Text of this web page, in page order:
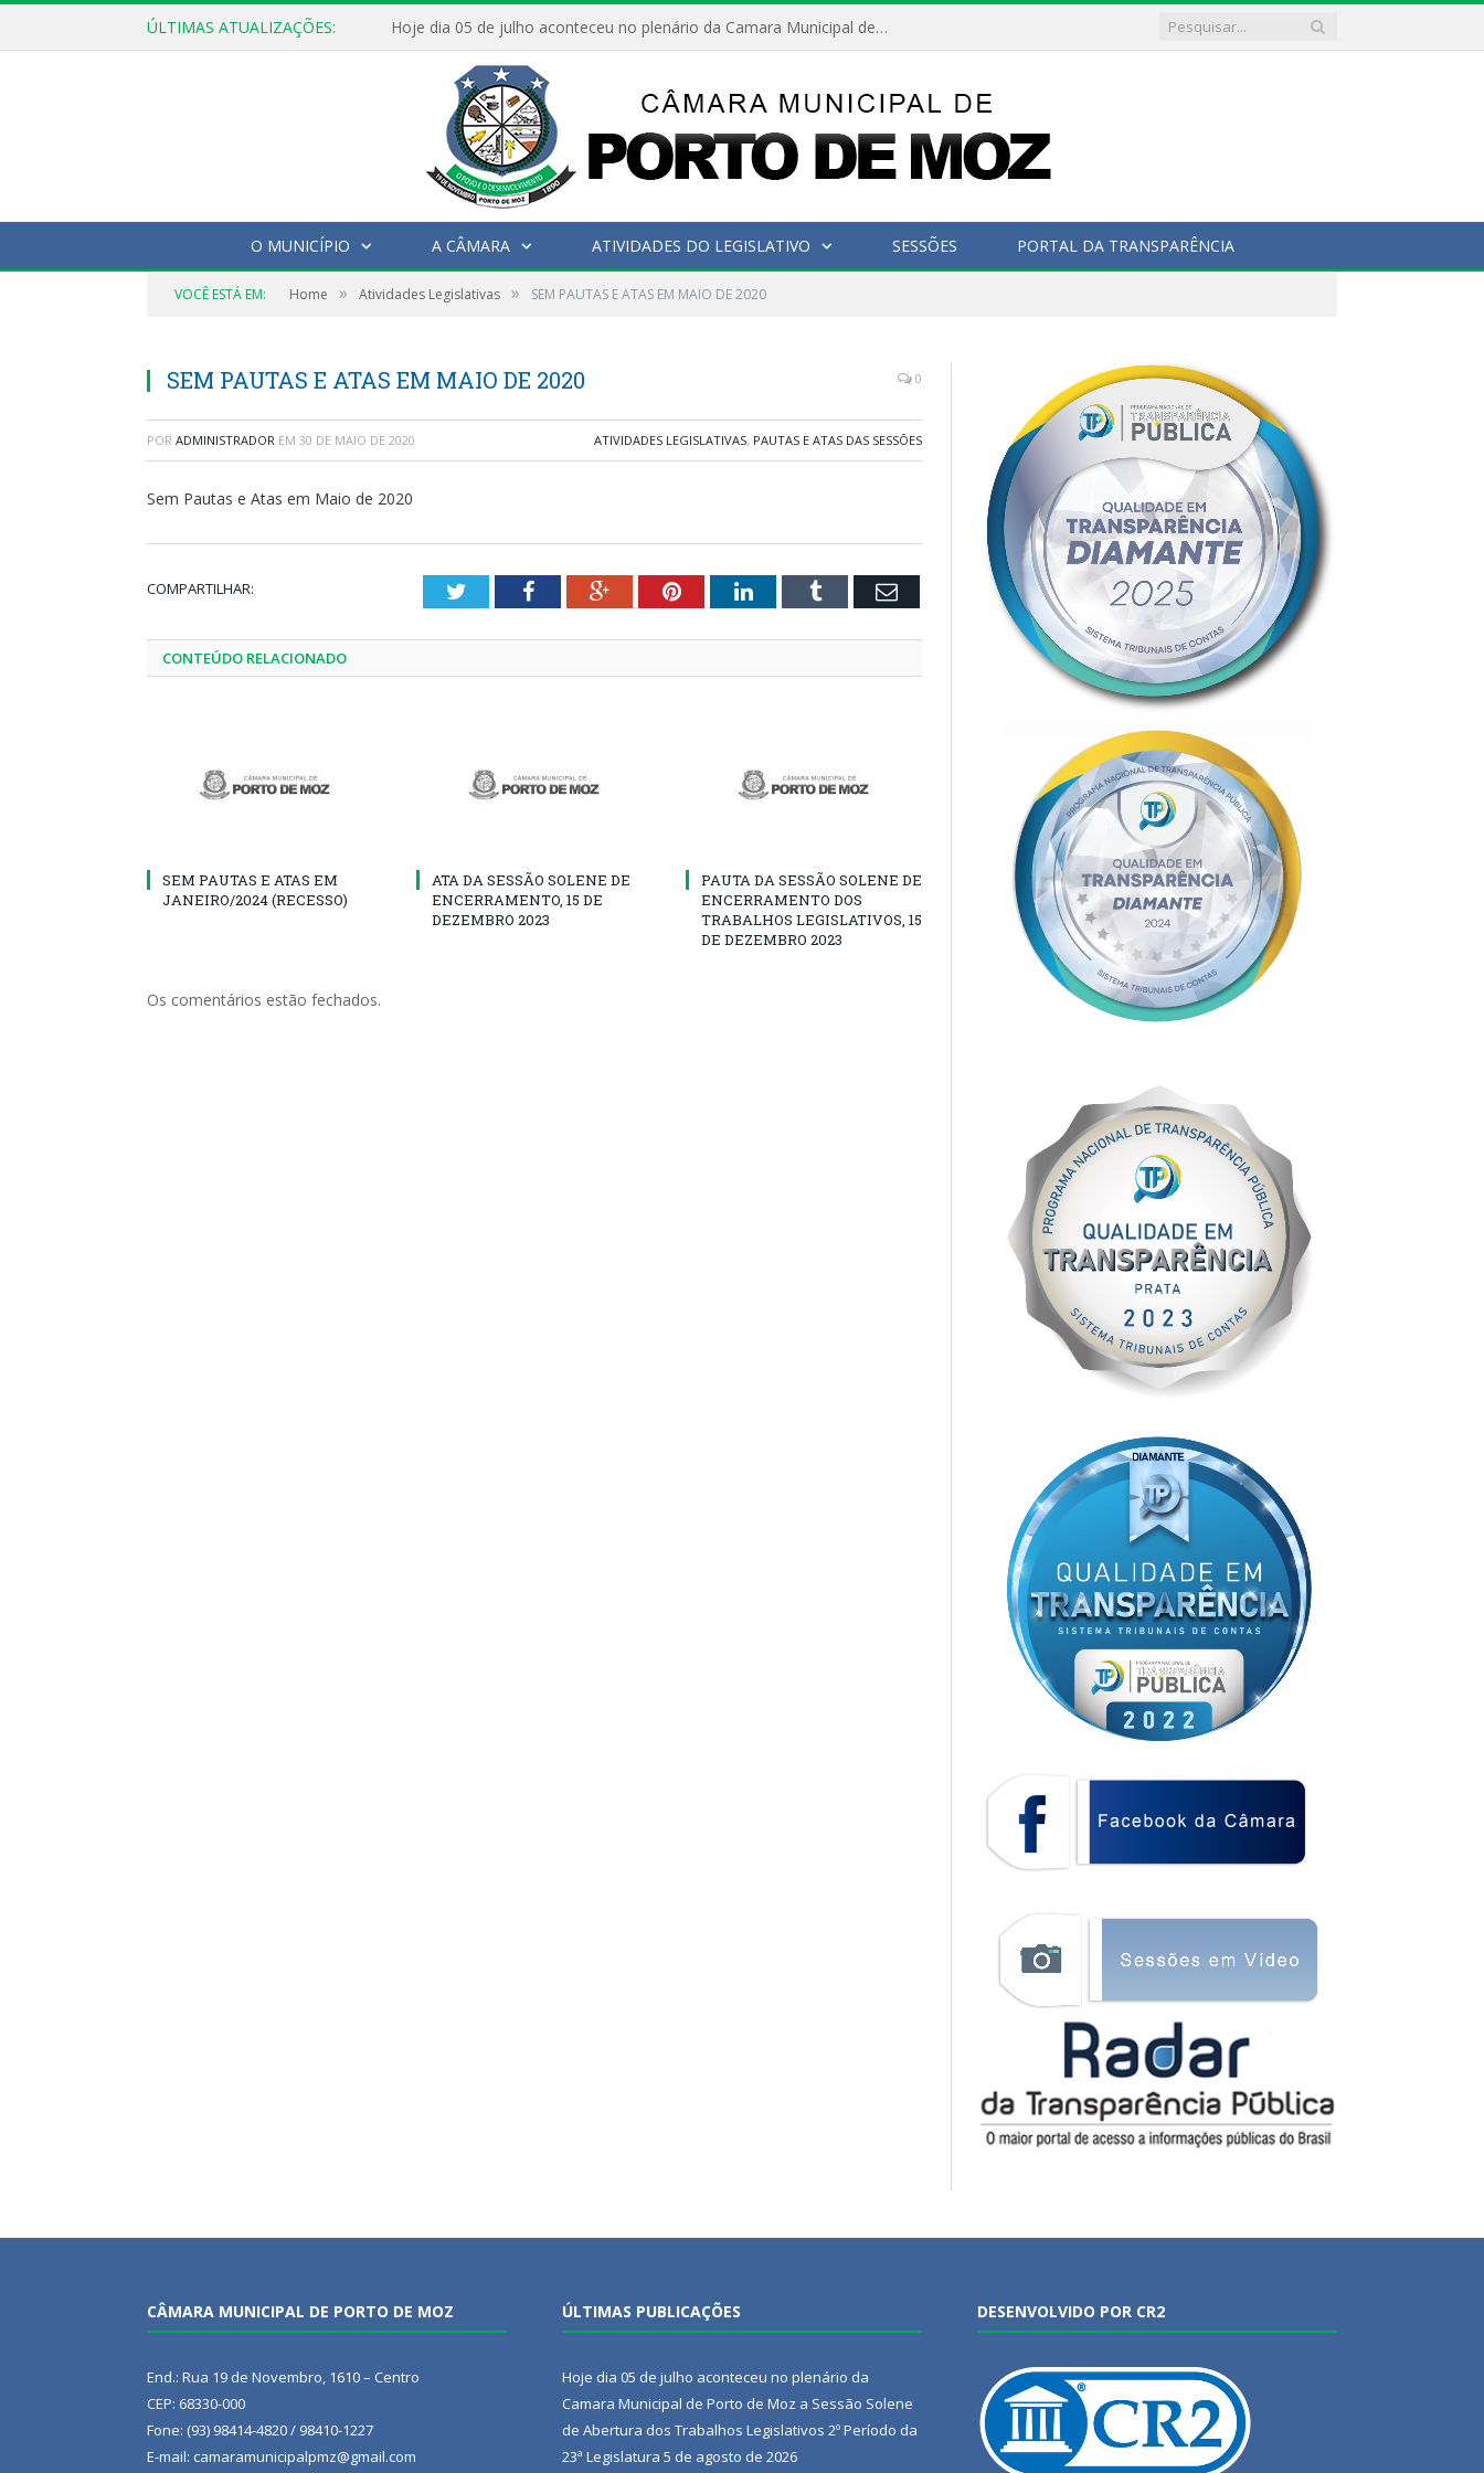
ÚLTIMAS ATUALIZAÇÕES: Hoje dia 05 de julho aconteceu no plenário da Camara Municipal de Porto de Moz a Sessão Solene de Abertura dos Trabalhos Legislativos 2º Período da 23ª Legislatura
O MUNICÍPIO A CÂMARA ATIVIDADES DO LEGISLATIVO SESSÕES PORTAL DA TRANSPARÊNCIA
VOCÊ ESTÁ EM: Home » Atividades Legislativas » SEM PAUTAS E ATAS EM MAIO DE 2020
SEM PAUTAS E ATAS EM MAIO DE 2020 0
POR ADMINISTRADOR EM 30 DE MAIO DE 2020 ATIVIDADES LEGISLATIVAS, PAUTAS E ATAS DAS SESSÕES
Sem Pautas e Atas em Maio de 2020
COMPARTILHAR: TwitterFacebookGoogle+PinterestLinkedInTumblr Email
CONTEÚDO RELACIONADO
SEM PAUTAS E ATAS EM
JANEIRO/2024 (RECESSO)
ATA DA SESSÃO SOLENE DE
ENCERRAMENTO, 15 DE
DEZEMBRO 2023
PAUTA DA SESSÃO SOLENE DE
ENCERRAMENTO DOS
TRABALHOS LEGISLATIVOS, 15
DE DEZEMBRO 2023
Os comentários estão fechados.
CÂMARA MUNICIPAL DE PORTO DE MOZ
End.: Rua 19 de Novembro, 1610 – Centro
CEP: 68330-000
Fone: (93) 98414-4820 / 98410-1227
E-mail: camaramunicipalpmz@gmail.com
ÚLTIMAS PUBLICAÇÕES
Hoje dia 05 de julho aconteceu no plenário da
Camara Municipal de Porto de Moz a Sessão Solene
de Abertura dos Trabalhos Legislativos 2º Período da
23ª Legislatura 5 de agosto de 2026
DESENVOLVIDO POR CR2